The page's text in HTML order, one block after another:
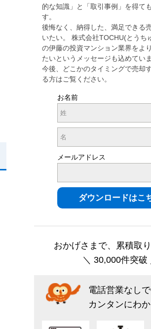
的な知識」と「取引事例」を得て
す。
後悔なく、納得した、満足できる
いたい。 株式会社TOCHU(とうち
の伊藤の投資マンション業界をよ
たいというメッセージも込めていま
今後、どこかのタイミングで売却
る方はご覧ください。
お名前
メールアドレス
おかげさまで、累積取
＼ 30,000件突破
電話営業なし
カンタンにわか